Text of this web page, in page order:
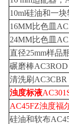
10ml硅油和一
16MM比色皿
24MM比色皿
直径25mm样品
碾磨棒AC3ROD
清洗刷AC3CBR
浊度标液
AC45FZ浊度福
硅油和软布